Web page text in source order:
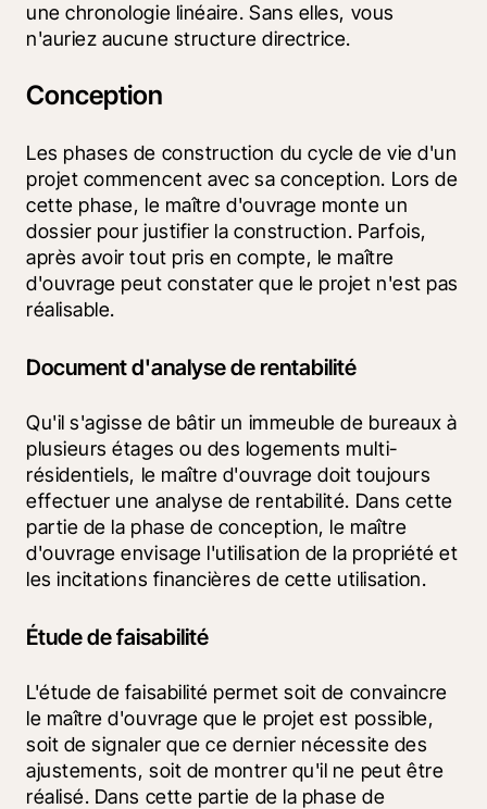
une chronologie linéaire. Sans elles, vous
n'auriez aucune structure directrice.
Conception
Les phases de construction du cycle de vie d'un
projet commencent avec sa conception. Lors de
cette phase, le maître d'ouvrage monte un
dossier pour justifier la construction. Parfois,
après avoir tout pris en compte, le maître
d'ouvrage peut constater que le projet n'est pas
réalisable.
Document d'analyse de rentabilité
Qu'il s'agisse de bâtir un immeuble de bureaux à
plusieurs étages ou des logements multi-
résidentiels, le maître d'ouvrage doit toujours
effectuer une analyse de rentabilité. Dans cette
partie de la phase de conception, le maître
d'ouvrage envisage l'utilisation de la propriété et
les incitations financières de cette utilisation.
Étude de faisabilité
L'étude de faisabilité permet soit de convaincre
le maître d'ouvrage que le projet est possible,
soit de signaler que ce dernier nécessite des
ajustements, soit de montrer qu'il ne peut être
réalisé. Dans cette partie de la phase de